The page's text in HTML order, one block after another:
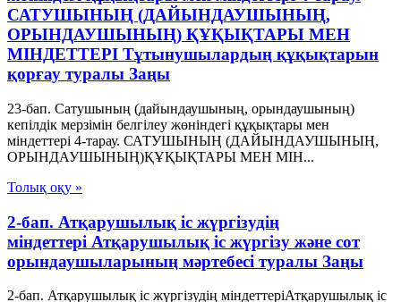
САТУШЫНЫҢ (ДАЙЫНДАУШЫНЫҢ,
ОРЫНДАУШЫНЫҢ) ҚҰҚЫҚТАРЫ МЕН
МІНДЕТТЕРІ Тұтынушылардың құқықтарын
қорғау туралы Заңы
23-бап. Сатушының (дайындаушының, орындаушының)
кепілдік мерзімін белгілеу жөніндегі құқықтары мен
міндеттері 4-тарау. САТУШЫНЫҢ (ДАЙЫНДАУШЫНЫҢ,
ОРЫНДАУШЫНЫҢ)ҚҰҚЫҚТАРЫ МЕН МІН...
Толық оқу »
2-бап. Атқарушылық iс жүргiзудің
мiндеттерi Атқарушылық iс жүргiзу және сот
орындаушыларының мәртебесi туралы Заңы
2-бап. Атқарушылық iс жүргiзудің мiндеттерiАтқарушылық iс